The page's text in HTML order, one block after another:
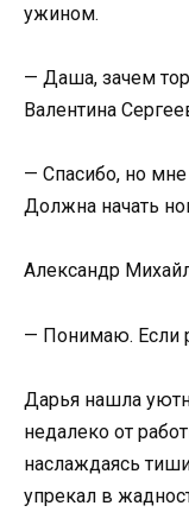
ужином.
— Даша, зачем
Валентина
— Спасибо, но
Должна начать
Александр
— Понимаю. Если
Дарья нашла
недалеко от
наслаждаясь
упрекал в